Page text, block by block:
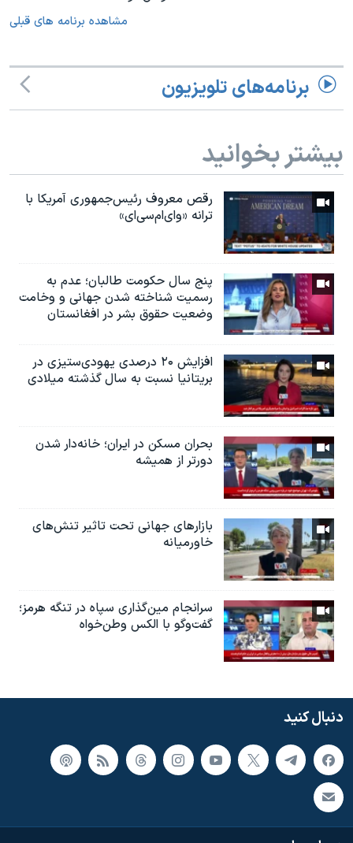
مشاهده برنامه های قبلی
برنامه‌های تلویزیون
بیشتر بخوانید
رقص معروف رئیس‌جمهوری آمریکا با
ترانه «وای‌ام‌سی‌ای»
پنج سال حکومت طالبان؛ عدم به
رسمیت شناخته شدن جهانی و وخامت
وضعیت حقوق بشر در افغانستان
افزایش ۲۰ درصدی یهودی‌ستیزی در
بریتانیا نسبت به سال گذشته میلادی
بحران مسکن در ایران؛ خانه‌دار شدن
دورتر از همیشه
بازارهای جهانی تحت تاثیر تنش‌های
خاورمیانه
سرانجام مین‌گذاری‌ سپاه در تنگه هرمز؛
گفت‌وگو با الکس وطن‌خواه
دنبال کنید